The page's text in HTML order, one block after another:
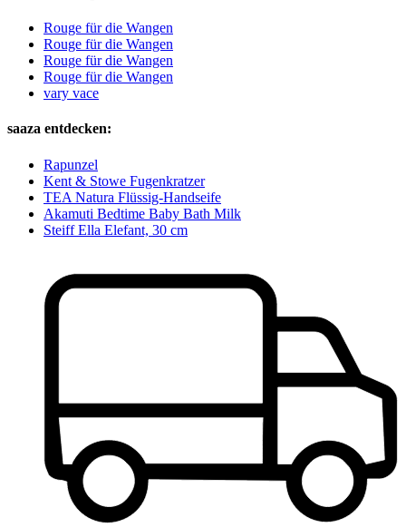
Rouge für die Wangen
Rouge für die Wangen
Rouge für die Wangen
Rouge für die Wangen
vary vace
saaza entdecken:
Rapunzel
Kent & Stowe Fugenkratzer
TEA Natura Flüssig-Handseife
Akamuti Bedtime Baby Bath Milk
Steiff Ella Elefant, 30 cm